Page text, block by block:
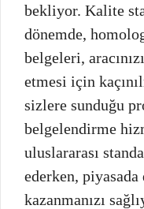
bekliyor. Kalite
dönemde,
belgeleri,
etmesi için
sizlere sunduğu
belgelendirme
uluslararası
ederken,
kazanmanızı